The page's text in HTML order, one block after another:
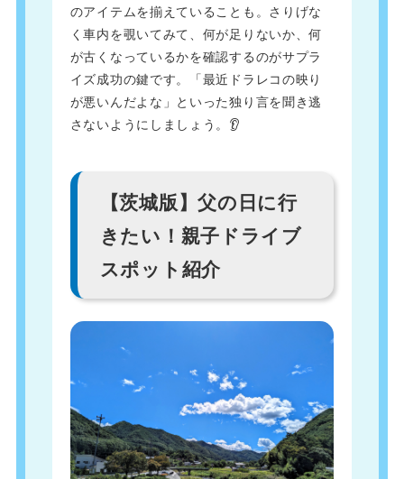
のアイテムを揃えていることも。さりげな
く車内を覗いてみて、何が足りないか、何
が古くなっているかを確認するのがサプラ
イズ成功の鍵です。「最近ドラレコの映り
が悪いんだよな」といった独り言を聞き逃
さないようにしましょう。👂
【茨城版】父の日に行
きたい！親子ドライブ
スポット紹介